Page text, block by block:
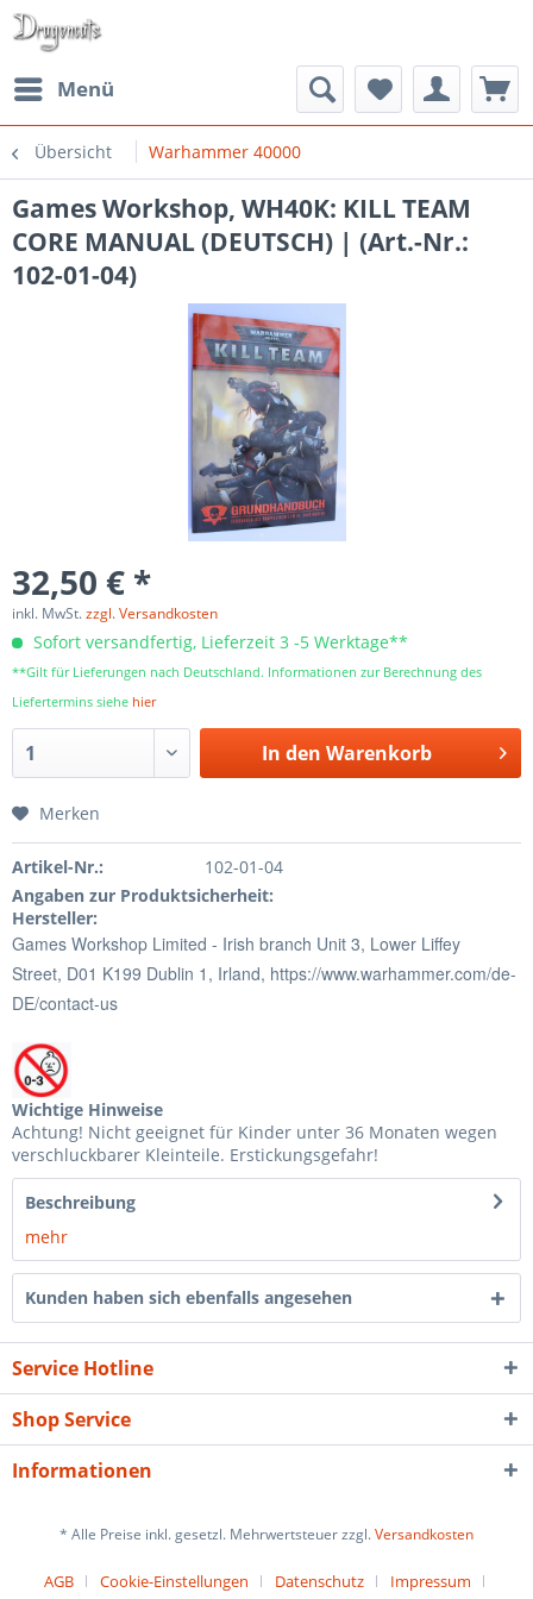
Menü
Übersicht Warhammer 40000
Games Workshop, WH40K: KILL TEAM
CORE MANUAL (DEUTSCH) | (Art.-Nr.:
102-01-04)
32,50 € *
inkl. MwSt.zzgl. Versandkosten
Sofort versandfertig, Lieferzeit 3 -5 Werktage**
**Gilt für Lieferungen nach Deutschland. Informationen zur Berechnung des
Liefertermins siehe hier
In den Warenkorb
Merken
Artikel-Nr.:
102-01-04
Angaben zur Produktsicherheit:
Hersteller:
Games Workshop Limited - Irish branch Unit 3, Lower Liffey
Street, D01 K199 Dublin 1, Irland, https://www.warhammer.com/de-
DE/contact-us
Wichtige Hinweise
Achtung! Nicht geeignet für Kinder unter 36 Monaten wegen
verschluckbarer Kleinteile. Erstickungsgefahr!
Beschreibung
mehr
Kunden haben sich ebenfalls angesehen
Service Hotline
Shop Service
Informationen
* Alle Preise inkl. gesetzl. Mehrwertsteuer zzgl.Versandkosten
AGB Cookie-Einstellungen Datenschutz Impressum